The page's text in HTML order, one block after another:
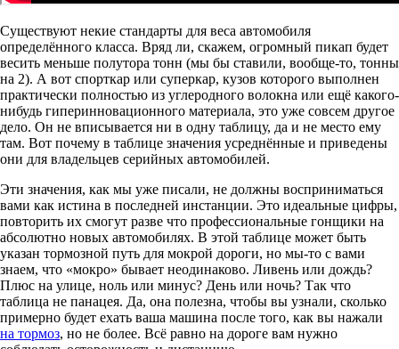
Существуют некие стандарты для веса автомобиля
определённого класса. Вряд ли, скажем, огромный пикап будет
весить меньше полутора тонн (мы бы ставили, вообще-то, тонны
на 2). А вот спорткар или суперкар, кузов которого выполнен
практически полностью из углеродного волокна или ещё какого-
нибудь гиперинновационного материала, это уже совсем другое
дело. Он не вписывается ни в одну таблицу, да и не место ему
там. Вот почему в таблице значения усреднённые и приведены
они для владельцев серийных автомобилей.
Эти значения, как мы уже писали, не должны восприниматься
вами как истина в последней инстанции. Это идеальные цифры,
повторить их смогут разве что профессиональные гонщики на
абсолютно новых автомобилях. В этой таблице может быть
указан тормозной путь для мокрой дороги, но мы-то с вами
знаем, что «мокро» бывает неодинаково. Ливень или дождь?
Плюс на улице, ноль или минус? День или ночь? Так что
таблица не панацея. Да, она полезна, чтобы вы узнали, сколько
примерно будет ехать ваша машина после того, как вы нажали
на тормоз, но не более. Всё равно на дороге вам нужно